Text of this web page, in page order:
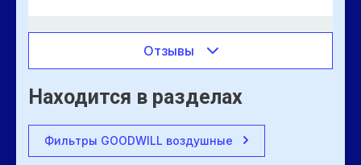
Отзывы
Находится в разделах
Фильтры GOODWILL воздушные